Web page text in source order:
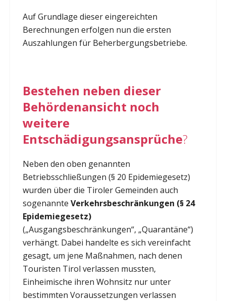
Auf Grundlage dieser eingereichten
Berechnungen erfolgen nun die ersten
Auszahlungen für Beherbergungsbetriebe.
Bestehen neben dieser
Behördenansicht noch
weitere
Entschädigungsansprüche?
Neben den oben genannten
Betriebsschließungen (§ 20 Epidemiegesetz)
wurden über die Tiroler Gemeinden auch
sogenannte Verkehrsbeschränkungen (§ 24
Epidemiegesetz)
(„Ausgangsbeschränkungen“, „Quarantäne“)
verhängt. Dabei handelte es sich vereinfacht
gesagt, um jene Maßnahmen, nach denen
Touristen Tirol verlassen mussten,
Einheimische ihren Wohnsitz nur unter
bestimmten Voraussetzungen verlassen